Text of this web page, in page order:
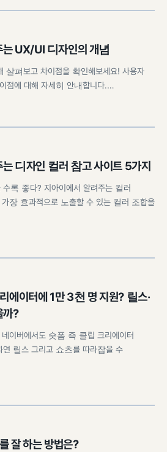
는 UX/UI 디자인의 개념
살펴보고 차이점을 확인해보세요! 사용자
점에 대해 자세히 안내합니다.…
디자인 컬러 참고 사이트 5가지
록 좋다? 지아이에서 알려주는 컬러
장 효과적으로 노출할 수 있는 컬러 조합을
에이터에 1만 3천 명 지원? 릴스·
까?
이버에서도 숏폼 즉 클립 크리에이터
연 릴스 그리고 쇼츠를 따라잡을 수
잘 하는 방법은?